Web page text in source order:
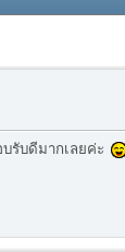
รับดีมากเลยค่ะ